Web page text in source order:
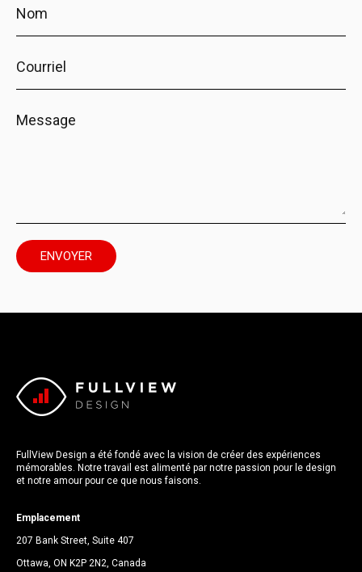
FullView Design a été fondé avec la vision de créer des expériences
mémorables. Notre travail est alimenté par notre passion pour le design
et notre amour pour ce que nous faisons.
Emplacement
207 Bank Street, Suite 407
Ottawa, ON K2P 2N2, Canada